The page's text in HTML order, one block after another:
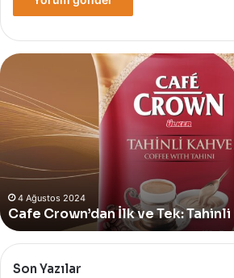
Yves
Rocher,
Momo
Bodrum’da
Yer
Alan
Yeni
Summer
Pop-
Up
Mağazasını
Özel
Bir
Yves Rocher, Momo Bodrum’da
Summer Pop-Up Mağazasını
Kutladı!
Son Yazılar